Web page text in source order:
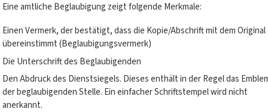
Eine amtliche Beglaubigung zeigt folgende Merkmale:
Einen Vermerk, der bestätigt, dass die Kopie/Abschrift mit dem Original
übereinstimmt (Beglaubigungsvermerk)
Die Unterschrift des Beglaubigenden
Den Abdruck des Dienstsiegels. Dieses enthält in der Regel das
der beglaubigenden Stelle. Ein einfacher Schriftstempel wird nicht
anerkannt.